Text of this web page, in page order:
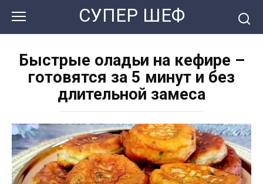
контенту
СУПЕР ШЕФ
Быстрые оладьи на кефире –
готовятся за 5 минут и без
длительной замеса